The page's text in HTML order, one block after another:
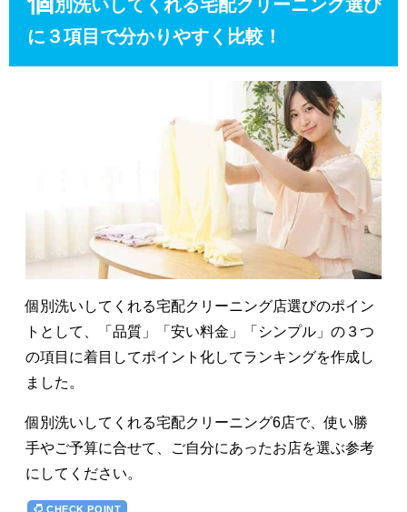
別洗いしてくれる宅配クリーニング選び
に３項目で分かりやすく比較！
個別洗いしてくれる宅配クリーニング店選びのポイン
トとして、「品質」「安い料金」「シンプル」の３つ
の項目に着目してポイント化してランキングを作成し
ました。
個別洗いしてくれる宅配クリーニング6店で、使い勝
手やご予算に合せて、ご自分にあったお店を選ぶ参考
にしてください。